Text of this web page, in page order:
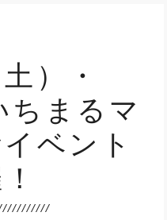
）・
ちまるマ
ベント